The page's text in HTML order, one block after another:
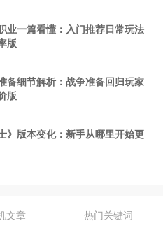
业一篇看懂：入门推荐日常玩法
版
备细节解析：战争准备回归玩家
版
》版本变化：新手从哪里开始更
文章 热门关键词